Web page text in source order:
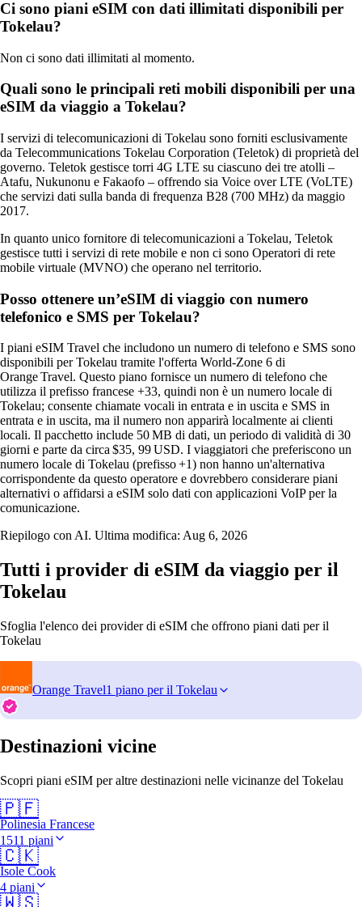
Ci sono piani eSIM con dati illimitati disponibili per
Tokelau?
Non ci sono dati illimitati al momento.
Quali sono le principali reti mobili disponibili per una
eSIM da viaggio a Tokelau?
I servizi di telecomunicazioni di Tokelau sono forniti esclusivamente
da Telecommunications Tokelau Corporation (Teletok) di proprietà del
governo. Teletok gestisce torri 4G LTE su ciascuno dei tre atolli –
Atafu, Nukunonu e Fakaofo – offrendo sia Voice over LTE (VoLTE)
che servizi dati sulla banda di frequenza B28 (700 MHz) da maggio
2017.
In quanto unico fornitore di telecomunicazioni a Tokelau, Teletok
gestisce tutti i servizi di rete mobile e non ci sono Operatori di rete
mobile virtuale (MVNO) che operano nel territorio.
Posso ottenere un’eSIM di viaggio con numero
telefonico e SMS per Tokelau?
I piani eSIM Travel che includono un numero di telefono e SMS sono
disponibili per Tokelau tramite l'offerta World‑Zone 6 di
Orange Travel. Questo piano fornisce un numero di telefono che
utilizza il prefisso francese +33, quindi non è un numero locale di
Tokelau; consente chiamate vocali in entrata e in uscita e SMS in
entrata e in uscita, ma il numero non apparirà localmente ai clienti
locali. Il pacchetto include 50 MB di dati, un periodo di validità di 30
giorni e parte da circa $35, 99 USD. I viaggiatori che preferiscono un
numero locale di Tokelau (prefisso +1) non hanno un'alternativa
corrispondente da questo operatore e dovrebbero considerare piani
alternativi o affidarsi a eSIM solo dati con applicazioni VoIP per la
comunicazione.
Riepilogo con AI. Ultima modifica: Aug 6, 2026
Tutti i provider di eSIM da viaggio per il
Tokelau
Sfoglia l'elenco dei provider di eSIM che offrono piani dati per il
Tokelau
Orange Travel1 piano per il Tokelau
Destinazioni vicine
Scopri piani eSIM per altre destinazioni nelle vicinanze del Tokelau
🇵🇫
Polinesia Francese
1511 piani
🇨🇰
Isole Cook
4 piani